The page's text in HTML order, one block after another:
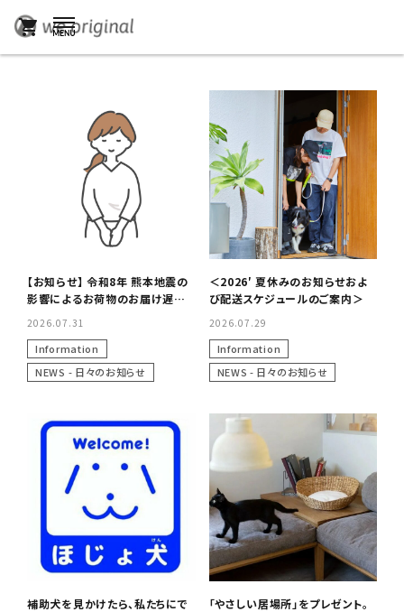
shopping_cart
【お知らせ】 令和8年 熊本地震の
影響によるお荷物のお届け遅延
2026.07.31
Information
NEWS - 日々のお知らせ
＜2026′ 夏休みのお知らせおよ
び配送スケジュールのご案内＞
2026.07.29
Information
NEWS - 日々のお知らせ
補助犬を見かけたら、私たちにで
「やさしい居場所」をプレゼント。